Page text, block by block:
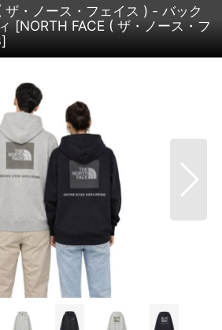
ザ・ノース・フェイス ) - バック
[NORTH FACE ( ザ・ノース・フ
]